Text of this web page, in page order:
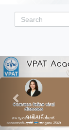
ดูเพิ่มเติม
Previous